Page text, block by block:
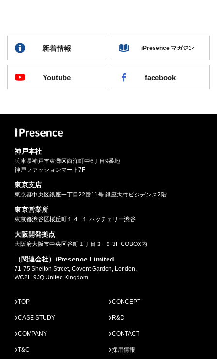
新着情報 iPresence マガジン
Youtube facebook
神戸本社
兵庫県神戸市東灘区向洋町中6丁目9番地
神戸ファッションマート7F
東京支店
東京都中央区銀座一丁目22番11号 銀座大竹ビジデンス2階
東京営業所
東京都渋谷区桜丘町１４−１ ハッチェリー渋谷
大阪開発拠点
大阪府大阪市中央区谷町１丁目３−５ 3F COBOX内
（関連会社）iPresence Limited
71-75 Shelton Street, Covent Garden, London,
WC2H 9JQ United Kingdom
TOP CONCEPT
CASE STUDY R&D
COMPANY CONTACT
T&C 採用情報